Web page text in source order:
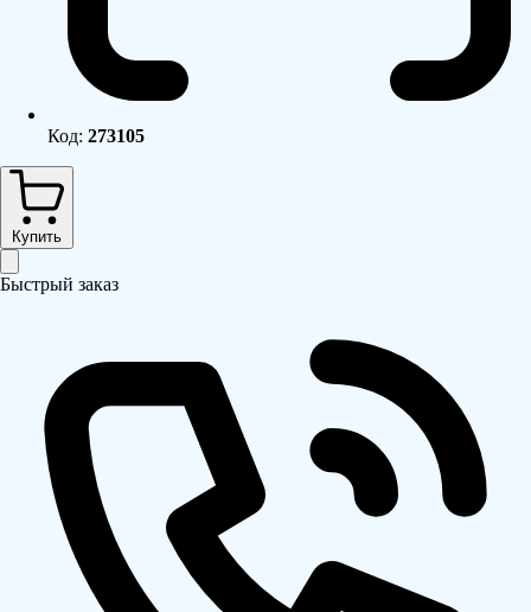
Код: 273105
Купить
Быстрый заказ